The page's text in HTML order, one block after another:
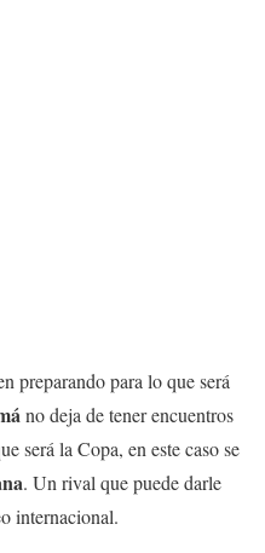
preparando para lo que será
no deja de tener encuentros
será la Copa, en este caso se
. Un rival que puede darle
internacional.